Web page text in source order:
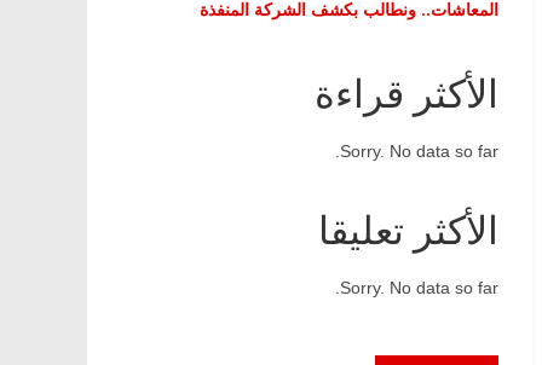
المعاشات.. ونطالب بكشف الشركة المنفذة
الأكثر قراءة
Sorry. No data so far.
الأكثر تعليقا
Sorry. No data so far.